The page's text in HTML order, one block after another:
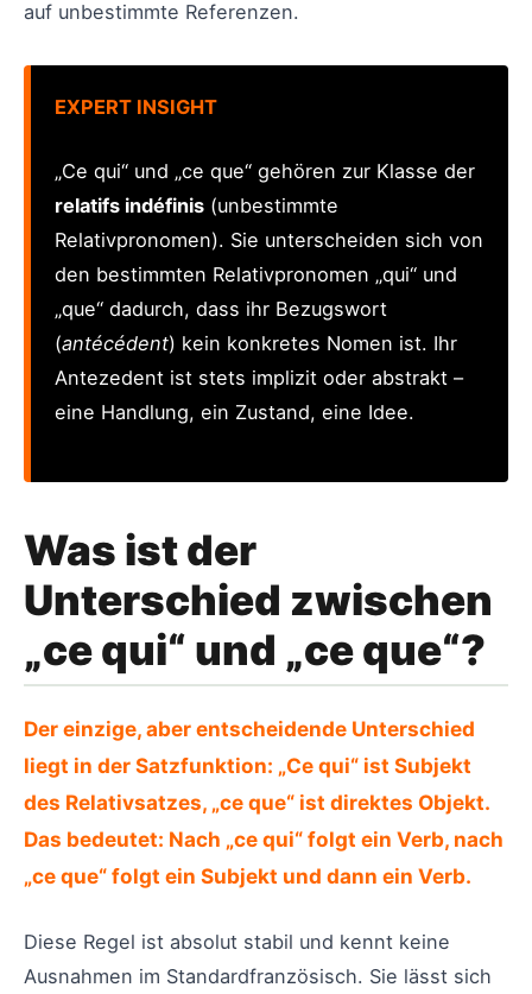
auf unbestimmte Referenzen.
EXPERT INSIGHT
„Ce qui“ und „ce que“ gehören zur Klasse der
relatifs indéfinis (unbestimmte
Relativpronomen). Sie unterscheiden sich von
den bestimmten Relativpronomen „qui“ und
„que“ dadurch, dass ihr Bezugswort
(antécédent) kein konkretes Nomen ist. Ihr
Antezedent ist stets implizit oder abstrakt –
eine Handlung, ein Zustand, eine Idee.
Was ist der
Unterschied zwischen
„ce qui“ und „ce que“?
Der einzige, aber entscheidende Unterschied
liegt in der Satzfunktion: „Ce qui“ ist Subjekt
des Relativsatzes, „ce que“ ist direktes Objekt.
Das bedeutet: Nach „ce qui“ folgt ein Verb, nach
„ce que“ folgt ein Subjekt und dann ein Verb.
Diese Regel ist absolut stabil und kennt keine
Ausnahmen im Standardfranzösisch. Sie lässt sich